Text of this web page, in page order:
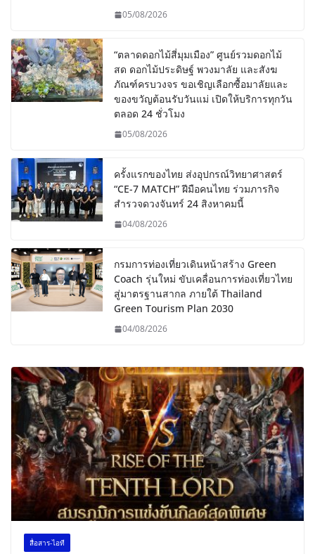
05/08/2026
“ตลาดดอกไม้สี่มุมเมือง” ศูนย์รวมดอกไม้
สด ดอกไม้ประดิษฐ์ พวงมาลัย และสังฆ
ภัณฑ์ครบวงจร ขอเชิญเลือกซื้อมาลัยและ
ของขวัญต้อนรับวันแม่ เปิดให้บริการทุกวัน
ตลอด 24 ชั่วโมง
05/08/2026
ครั้งแรกของไทย ส่งอุปกรณ์วิทยาศาสตร์
“CE-7 MATCH” ฝีมือคนไทย ร่วมภารกิจ
สำรวจดวงจันทร์ 24 สิงหาคมนี้
04/08/2026
กรมการท่องเที่ยวเดินหน้าสร้าง Green
Coach รุ่นใหม่ ขับเคลื่อนการท่องเที่ยวไทย
สู่มาตรฐานสากล ภายใต้ Thailand
Green Tourism Plan 2030
04/08/2026
สื่อสาร-ไอที